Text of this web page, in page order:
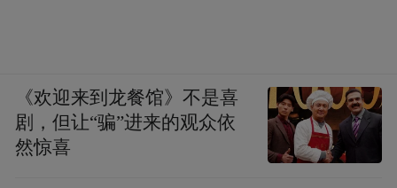
《欢迎来到龙餐馆》不是喜
剧，但让“骗”进来的观众依
然惊喜